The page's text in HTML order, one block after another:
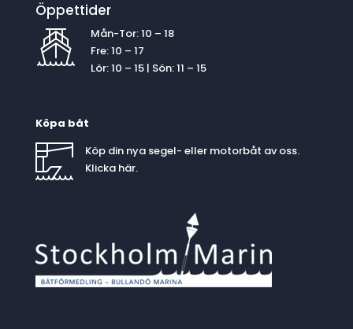
Öppettider
Mån-Tor: 10 – 18
Fre: 10 – 17
Lör: 10 – 15 | Sön: 11 – 15
Köpa båt
Köp din nya segel- eller motorbåt av oss.
Klicka här.